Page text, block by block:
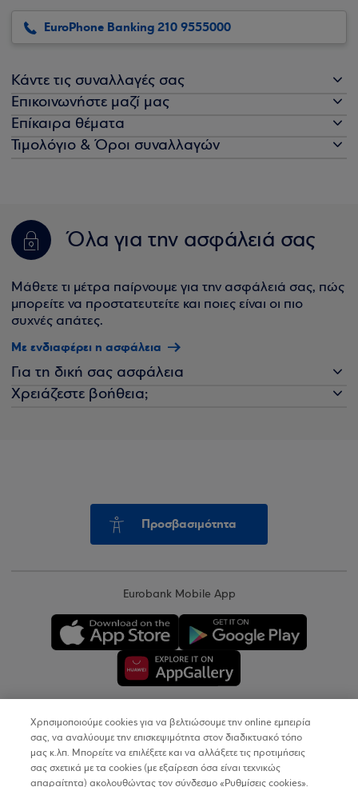
EuroPhone Banking 210 9555000
Κάντε τις συναλλαγές σας
Επικοινωνήστε μαζί μας
Επίκαιρα θέματα
Τιμολόγιο & Όροι συναλλαγών
Όλα για την ασφάλειά σας
Μάθετε τι μέτρα παίρνουμε για την ασφάλειά σας, πώς
μπορείτε να προστατευτείτε και ποιες είναι οι πιο
συχνές απάτες.
Με ενδιαφέρει η ασφάλεια
Για τη δική σας ασφάλεια
Χρειάζεστε βοήθεια;
Προσβασιμότητα
Eurobank Mobile App
Copyright © 2026
Όροι Χρήσης
Χρησιμοποιούμε cookies για να βελτιώσουμε την online εμπειρία
σας, να αναλύουμε την επισκεψιμότητα στον διαδικτυακό τόπο
μας κ.λπ. Μπορείτε να επιλέξετε και να αλλάξετε τις προτιμήσεις
σας σχετικά με τα cookies (με εξαίρεση όσα είναι τεχνικώς
απαραίτητα) ακολουθώντας τον σύνδεσμο «Ρυθμίσεις cookies».